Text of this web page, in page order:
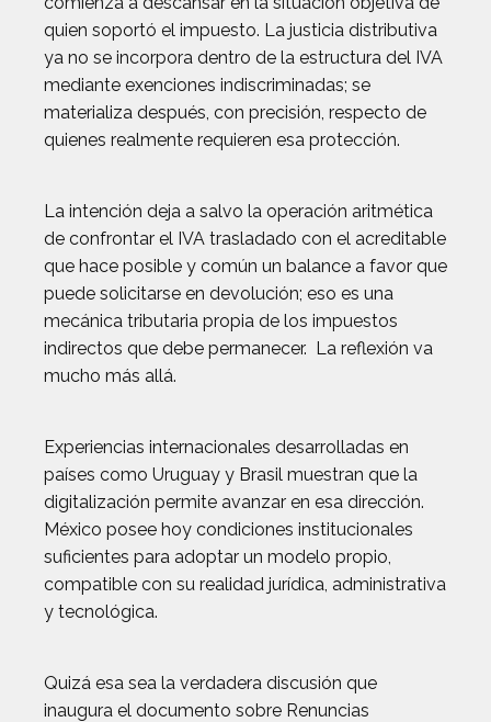
quien soportó el impuesto. La justicia distributiva
ya no se incorpora dentro de la estructura del IVA
mediante exenciones indiscriminadas; se
materializa después, con precisión, respecto de
quienes realmente requieren esa protección.
La intención deja a salvo la operación aritmética
de confrontar el IVA trasladado con el acreditable
que hace posible y común un balance a favor que
puede solicitarse en devolución; eso es una
mecánica tributaria propia de los impuestos
indirectos que debe permanecer. La reflexión va
mucho más allá.
Experiencias internacionales desarrolladas en
países como Uruguay y Brasil muestran que la
digitalización permite avanzar en esa dirección.
México posee hoy condiciones institucionales
suficientes para adoptar un modelo propio,
compatible con su realidad jurídica, administrativa
y tecnológica.
Quizá esa sea la verdadera discusión que
inaugura el documento sobre Renuncias